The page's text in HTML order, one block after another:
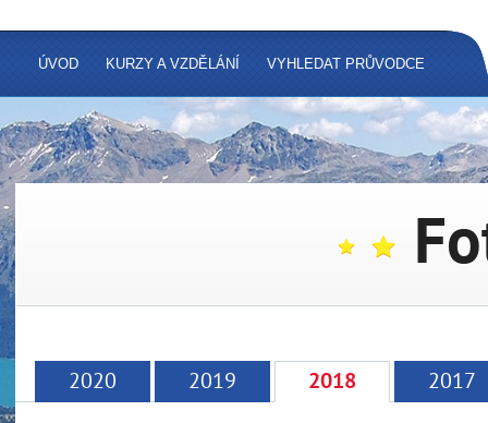
ÚVOD KURZY A VZDĚLÁNÍ VYHLEDAT PRŮVODCE
2020 2019 2018 2017